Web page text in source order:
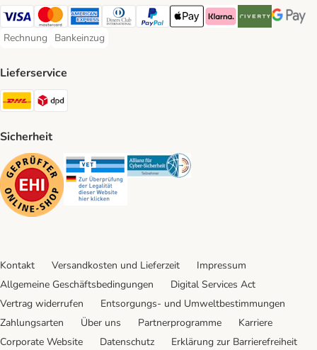
Visa Payment Method
Mastercard Payment Method
American Express Payment Method
Diners Club Payment Method
PayPal Payment Method
Apple Pay Payment Method
Klarna Payment Method
Riverty Payment
Google
Rechnung
Rechnung Payment Method
Bankeinzug
Bankeinzug Payment Method
Lieferservice
DHL Shipping Method
Sicherheit
Security Security Security
Kontakt Versandkosten und Lieferzeit
Impressum
Allgemeine Geschäftsbedingungen
Digital Services Act
Vertrag widerrufen
Entsorgungs- und Umweltbestimmungen
Zahlungsarten
Über uns Partnerprogramme
Karriere
Corporate Website
Datenschutz Erklärung zur Barrierefreiheit